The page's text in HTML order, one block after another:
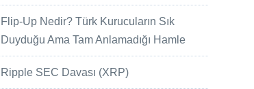
Flip-Up Nedir? Türk Kurucuların Sık
Duyduğu Ama Tam Anlamadığı Hamle
Ripple SEC Davası (XRP)